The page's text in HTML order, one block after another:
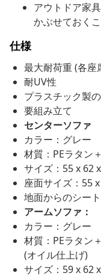
アウトドア家
かぶせておく
仕様
最大耐荷重 (各座
耐UV性
プラスチック製
要組み立て
センターソファ
カラー：グレー
材質：PEラタン
サイズ：55 x 62
座面サイズ：55
地面からのシー
アームソファ：
カラー：グレー
材質：PEラタン
(オイル仕上げ)
サイズ：59 x 62